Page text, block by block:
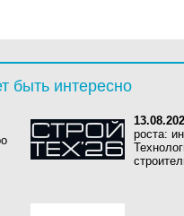
быть интересно
роста: